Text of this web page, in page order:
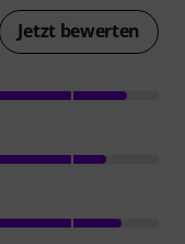
Jetzt bewerten